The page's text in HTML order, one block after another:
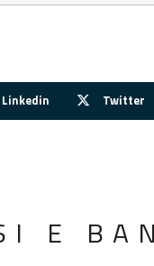
Linkedin Twitter
E